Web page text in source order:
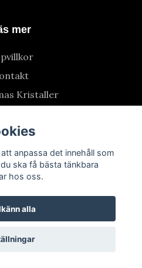
mer
Kristaller
Kristaller
anpassa det innehåll som
ska få bästa tänkbara
hos oss.
alla